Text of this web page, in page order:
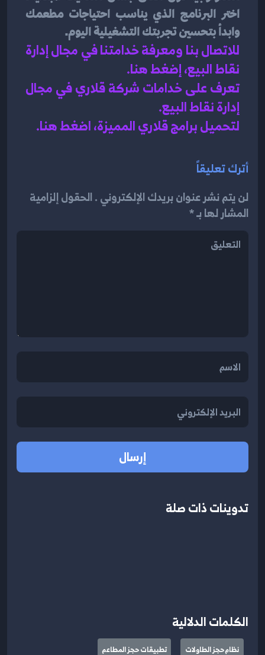
وابدأ بتحسين تجربتك التشغيلية اليوم.
نقاط البيع، إضغط هنا.
إدارة نقاط البيع.
لتحميل برامج قلاري المميزة، اضغط هنا.
أترك تعليقاً
لن يتم نشر عنوان بريدك الإلكتروني . الحقول إلزامية
المشار لها بـ *
إرسال
تدوينات ذات صلة
الكلمات الدلالية
نظام حجز الطاولات
تطبيقات حجز المطاعم